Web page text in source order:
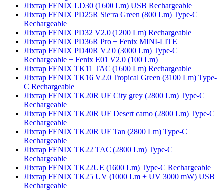
Ліхтар FENIX LD30 (1600 Lm) USB Rechargeable
Ліхтар FENIX PD25R Sierra Green (800 Lm) Type-C
Rechargeable
Ліхтар FENIX PD32 V2.0 (1200 Lm) Rechargeable
Ліхтар FENIX PD36R Pro + Fenix MINI-LITE
Ліхтар FENIX PD40R V2.0 (3000 Lm) Type-C
Rechargeable + Fenix E01 V2.0 (100 Lm)
Ліхтар FENIX TK11 TAC (1600 Lm) Rechargeable
Ліхтар FENIX TK16 V2.0 Tropical Green (3100 Lm) Type-
C Rechargeable
Ліхтар FENIX TK20R UE City grey (2800 Lm) Type-C
Rechargeable
Ліхтар FENIX TK20R UE Desert camo (2800 Lm) Type-C
Rechargeable
Ліхтар FENIX TK20R UE Tan (2800 Lm) Type-C
Rechargeable
Ліхтар FENIX TK22 TAC (2800 Lm) Type-C
Rechargeable
Ліхтар FENIX TK22UE (1600 Lm) Type-C Rechargeable
Ліхтар FENIX TK25 UV (1000 Lm + UV 3000 mW) USB
Rechargeable